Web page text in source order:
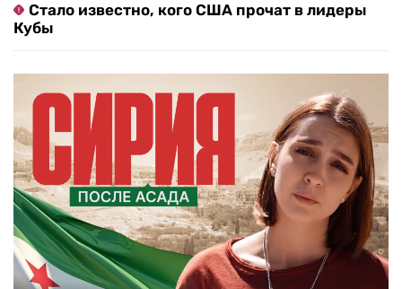
Стало известно, кого США прочат в лидеры
Кубы